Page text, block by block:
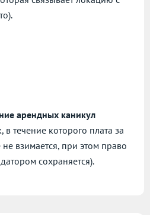
арендных каникул
течение которого плата за
взимается, при этом право
сохраняется).